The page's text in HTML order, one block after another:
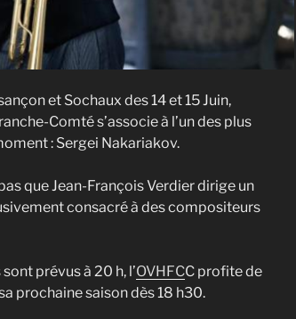
et Sochaux des 14 et 15 Juin,
Comté s’associe à l’un des plus
: Sergei Nakariakov.
que Jean-François Verdier dirige un
consacré à des compositeurs
prévus à 20 h, l’OVHFCC profite de
prochaine saison dès 18 h30.